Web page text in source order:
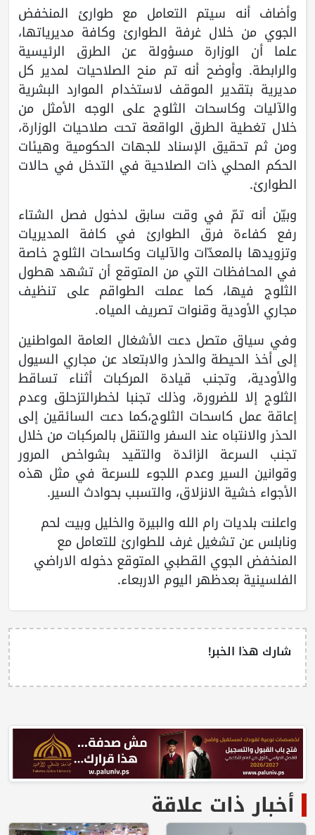
وأضاف أنه سيتم التعامل مع طوارئ المنخفض
الجوي من خلال غرفة الطوارئ وكافة مديرياتها،
علما أن الوزارة مسؤولة عن الطرق الرئيسية
والرابطة. وأوضح أنه تم منح الصلاحيات لمدير كل
مديرية بتقدير الموقف لاستخدام الموارد البشرية
والآليات وكاسحات الثلوج على الوجه الأمثل من
خلال تغطية الطرق الواقعة تحت صلاحيات الوزارة،
ومن ثم تحقيق الإسناد للجهات الحكومية وهيئات
الحكم المحلي ذات الصلاحية في التدخل في حالات
الطوارئ.
وبيّن أنه تمّ في وقت سابق لدخول فصل الشتاء
رفع كفاءة فرق الطوارئ في كافة المديريات
وتزويدها بالمعدّات والآليات وكاسحات الثلوج خاصة
في المحافظات التي من المتوقع أن تشهد هطول
الثلوج فيها، كما عملت الطواقم على تنظيف
مجاري الأودية وقنوات تصريف المياه.
وفي سياق متصل دعت الأشغال العامة المواطنين
إلى أخذ الحيطة والحذر والابتعاد عن مجاري السيول
والأودية، وتجنب قيادة المركبات أثناء تساقط
الثلوج إلا للضرورة، وذلك تجنبا لخطرالتزحلق وعدم
إعاقة عمل كاسحات الثلوج،كما دعت السائقين إلى
الحذر والانتباه عند السفر والتنقل بالمركبات من خلال
تجنب السرعة الزائدة والتقيد بشواخص المرور
وقوانين السير وعدم اللجوء للسرعة في مثل هذه
الأجواء خشية الانزلاق، والتسبب بحوادث السير.
واعلنت بلديات رام الله والبيرة والخليل وبيت لحم
ونابلس عن تشغيل غرف للطوارئ للتعامل مع
المنخفض الجوي القطبي المتوقع دخوله الاراضي
الفلسينية بعدظهر اليوم الاربعاء.
شارك هذا الخبر!
أخبار ذات علاقة